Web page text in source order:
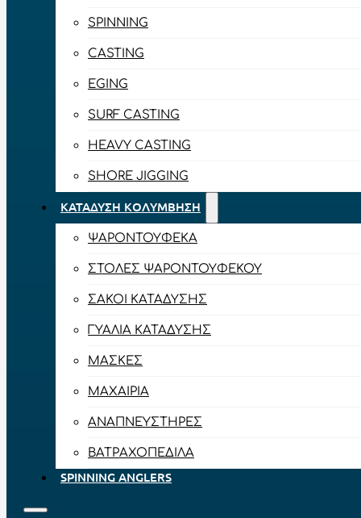
SPINNING
CASTING
EGING
SURF CASTING
HEAVY CASTING
SHORE JIGGING
ΚΑΤΆΔΥΣΗ ΚΟΛΎΜΒΗΣΗ
ΨΑΡΟΝΤΟΎΦΕΚΑ
ΣΤΟΛΈΣ ΨΑΡΟΝΤΟΎΦΕΚΟΥ
ΣΆΚΟΙ ΚΑΤΆΔΥΣΗΣ
ΓΥΑΛΙΆ ΚΑΤΆΔΥΣΗΣ
ΜΆΣΚΕΣ
ΜΑΧΑΊΡΙΑ
ΑΝΑΠΝΕΥΣΤΉΡΕΣ
ΒΑΤΡΑΧΟΠΈΔΙΛΑ
SPINNING ANGLERS